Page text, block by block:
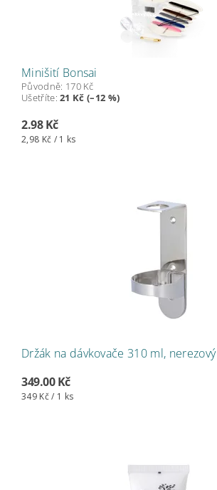
Minišití Bonsai
Původně: 170 Kč
Ušetříte:21 Kč (–12 %)
2.98 Kč
2,98 Kč / 1 ks
Držák na dávkovače 310 ml, nerezový
349.00 Kč
349 Kč / 1 ks